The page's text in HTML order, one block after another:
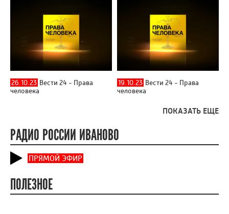
26.10.23 Вести 24 - Права
человека
19.10.23 Вести 24 - Права
человека
ПОКАЗАТЬ ЕЩЕ
РАДИО РОССИИ ИВАНОВО
ПРЯМОЙ ЭФИР
ПОЛЕЗНОЕ